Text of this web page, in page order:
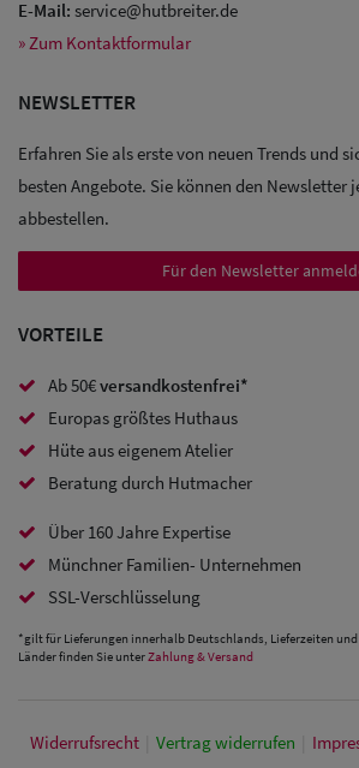
Baseball
Caps
Sale: Army
Caps
Sale:
Sale: Caps
Ohrenschutz
E-Mail: service@hutbreiter.de
» Zum Kontaktformular
NEWSLETTER
Erfahren Sie als erste von neuen Trends und
besten Angebote. Sie können den Newsletter
abbestellen.
Für den Newsletter
VORTEILE
Ab 50€versandkostenfrei*
Europas größtes Huthaus
Hüte aus eigenem Atelier
Beratung durch Hutmacher
Über 160 Jahre Expertise
Münchner Familien- Unternehmen
SSL-Verschlüsselung
*gilt für Lieferungen innerhalb Deutschlands, Lieferzeiten
Länder finden Sie unterZahlung & Versand
Widerrufs­recht Vertrag widerrufen